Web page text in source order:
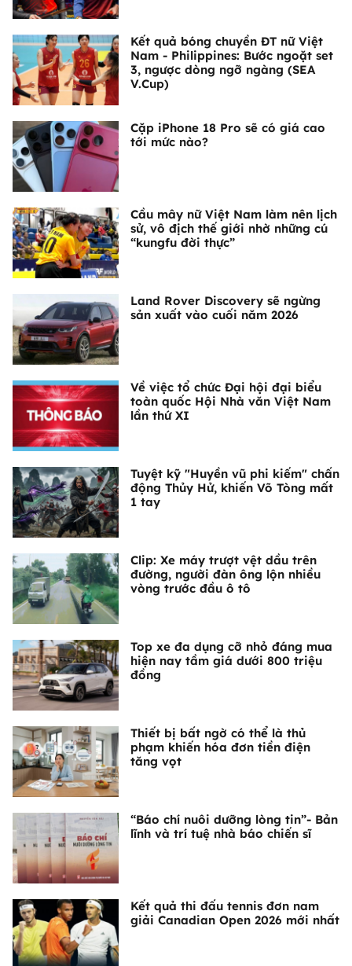
Kết quả bóng chuyền ĐT nữ Việt
Nam - Philippines: Bước ngoặt set
3, ngược dòng ngỡ ngàng (SEA
V.Cup)
Cặp iPhone 18 Pro sẽ có giá cao
tới mức nào?
Cầu mây nữ Việt Nam làm nên lịch
sử, vô địch thế giới nhờ những cú
“kungfu đời thực”
Land Rover Discovery sẽ ngừng
sản xuất vào cuối năm 2026
Về việc tổ chức Đại hội đại biểu
toàn quốc Hội Nhà văn Việt Nam
lần thứ XI
Tuyệt kỹ "Huyền vũ phi kiếm" chấn
động Thủy Hử, khiến Võ Tòng mất
1 tay
Clip: Xe máy trượt vệt dầu trên
đường, người đàn ông lộn nhiều
vòng trước đầu ô tô
Top xe đa dụng cỡ nhỏ đáng mua
hiện nay tầm giá dưới 800 triệu
đồng
Thiết bị bất ngờ có thể là thủ
phạm khiến hóa đơn tiền điện
tăng vọt
“Báo chí nuôi dưỡng lòng tin”- Bản
lĩnh và trí tuệ nhà báo chiến sĩ
Kết quả thi đấu tennis đơn nam
giải Canadian Open 2026 mới nhất